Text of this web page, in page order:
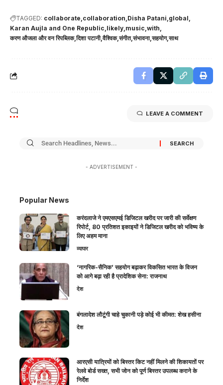
TAGGED: collaborate collaboration Disha Patani global
Karan Aujla and One Republic likely music with
करण औजला और वन रिपब्लिक दिशा पटानी वैश्विक संगीत संभावना सहयोग साथ
LEAVE A COMMENT
- ADVERTISEMENT -
Popular News
करंदलाजे ने एमएसएमई डिजिटल खरीद पर जारी की सर्वेक्षण
रिपोर्ट, 80 प्रतिशत इकाइयों ने डिजिटल खरीद को भविष्य के
लिए अहम माना
व्यापार
‘नागरिक-सैनिक’ सहयोग बढ़ाकर विकसित भारत के विजन
को आगे बढ़ा रही है प्रादेशिक सेना: राजनाथ
देश
बंगलादेश लौटूंगी चाहे चुकानी पड़े कोई भी कीमत: शेख हसीना
देश
आरएसी यात्रियों को बिस्तर किट नहीं मिलने की शिकायतों पर
रेलवे बोर्ड सख्त, सभी जोन को पूर्ण बिस्तर उपलब्ध कराने के
निर्देश